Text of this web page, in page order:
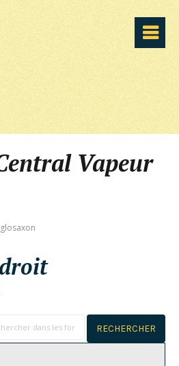
Vapeur
droit